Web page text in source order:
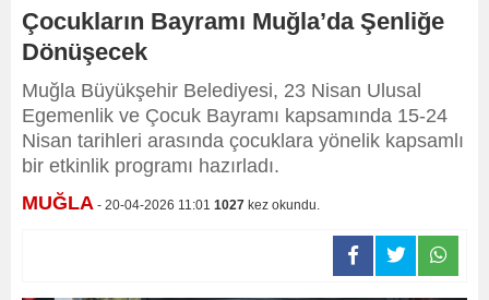
Çocukların Bayramı Muğla’da Şenliğe
Dönüşecek
Muğla Büyükşehir Belediyesi, 23 Nisan Ulusal
Egemenlik ve Çocuk Bayramı kapsamında 15-24
Nisan tarihleri arasında çocuklara yönelik kapsamlı
bir etkinlik programı hazırladı.
MUĞLA - 20-04-2026 11:01 1027 kez okundu.